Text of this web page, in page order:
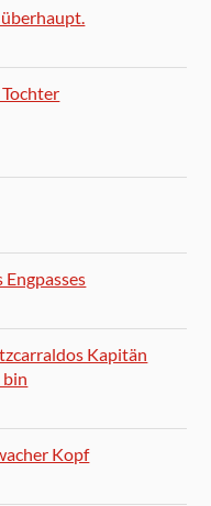
Kapitän
bin
Kopf